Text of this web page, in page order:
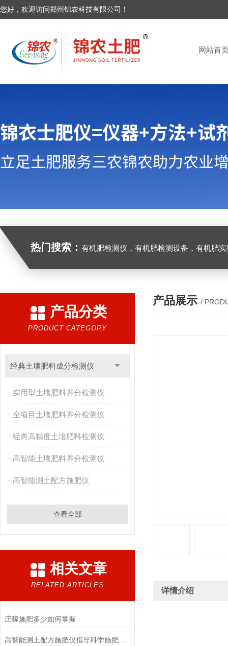
您好，欢迎访问郑州锦农科技有限公司！
网站首
热门搜索： 有机肥检测仪，有机肥检测设备，有机肥实验室设备，生物有
产品分类
PRODUCT CATEGORY
经典土壤肥料成分检测仪
实用型土壤肥料养分检测仪
全项目土壤肥料养分检测仪
经典高精度土壤肥料检测仪
高智能土壤肥料养分检测仪
高智能测土配方施肥仪
查看全部
相关文章
RELATED ARTICLES
庄稼施肥多少如何掌握
高智能测土配方施肥仪指导科学施肥技巧生长效果好
产品展示 /
详情介绍